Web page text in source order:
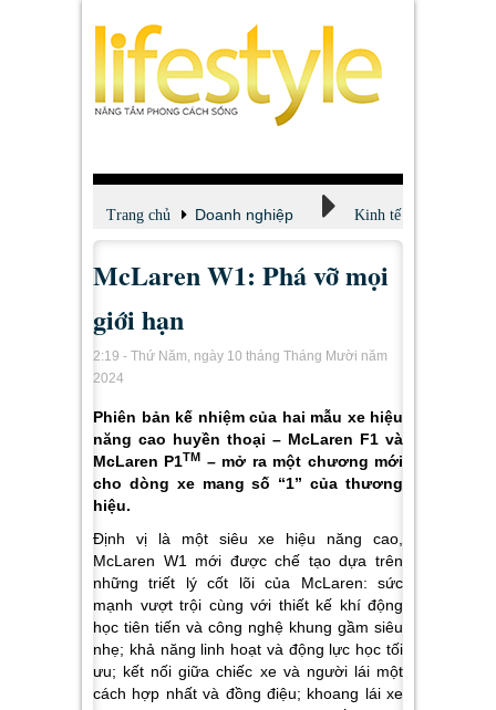
Trang chủ Doanh nghiệp Kinh tế
McLaren W1: Phá vỡ mọi
giới hạn
2:19 - Thứ Năm, ngày 10 tháng Tháng Mười năm
2024
Phiên bản kế nhiệm của hai mẫu xe hiệu
năng cao huyền thoại – McLaren F1 và
McLaren P1TM – mở ra một chương mới
cho dòng xe mang số “1” của thương
hiệu.
Định vị là một siêu xe hiệu năng cao,
McLaren W1 mới được chế tạo dựa trên
những triết lý cốt lõi của McLaren: sức
mạnh vượt trội cùng với thiết kế khí động
học tiên tiến và công nghệ khung gầm siêu
nhẹ; khả năng linh hoạt và động lực học tối
ưu; kết nối giữa chiếc xe và người lái một
cách hợp nhất và đồng điệu; khoang lái xe